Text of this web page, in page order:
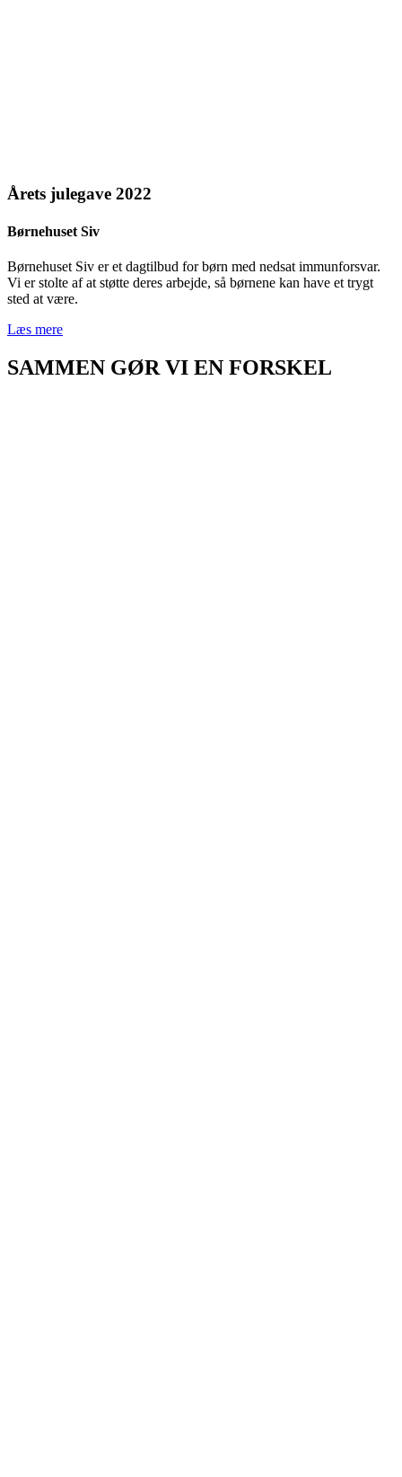
Årets julegave 2022
Børnehuset Siv
Børnehuset Siv er et dagtilbud for børn med nedsat immunforsvar.
Vi er stolte af at støtte deres arbejde, så børnene kan have et trygt
sted at være.
Læs mere
SAMMEN GØR VI EN FORSKEL